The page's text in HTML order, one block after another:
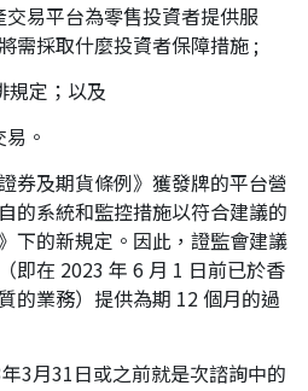
易平台為零售投資者提供服
需採取什麼投資者保障措施 ;
規定；以及
。
券及期貨條例》獲發牌的平台營
的系統和監控措施以符合建議的
下的新規定。因此，證監會建議
即在 2023 年 6 月 1 日前已於香
的業務）提供為期 12 個月的過
3月31日或之前就是次諮詢中的